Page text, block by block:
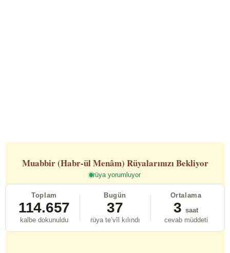
Muabbir (Habr-ül Menâm) Rüyalarınızı Bekliyor
rüya yorumluyor
Toplam
114.657
kalbe dokunuldu
Bugün
37
rüya te’vîl kılındı
Ortalama
3 saat
cevab müddeti